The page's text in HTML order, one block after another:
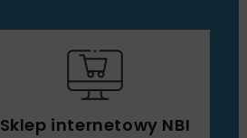
Sklep internetowy NBI